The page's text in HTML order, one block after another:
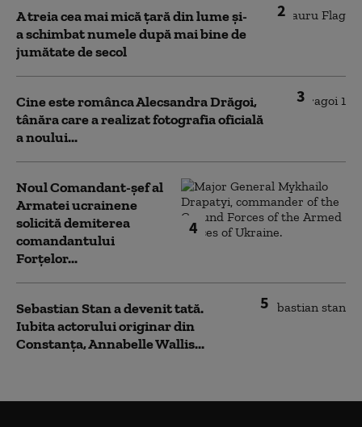
2
A treia cea mai mică țară din lume și-
a schimbat numele după mai bine de
jumătate de secol
3
Cine este românca Alecsandra Drăgoi,
tânăra care a realizat fotografia oficială
a noului...
4
Noul Comandant-șef al
Armatei ucrainene
solicită demiterea
comandantului
Forțelor...
5
Sebastian Stan a devenit tată.
Iubita actorului originar din
Constanța, Annabelle Wallis...